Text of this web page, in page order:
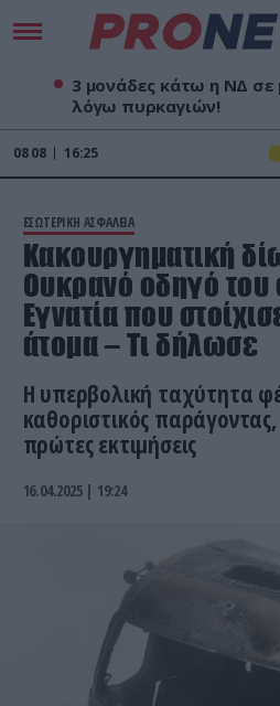
3 μονάδες κάτω η ΝΔ σε
λόγω πυρκαγιών!
08 08 16:25
ΕΣΩΤΕΡΙΚΗ ΑΣΦΑΛΕΙΑ
Κακουργηματική
Ουκρανό οδηγό
Εγνατία που
άτομα – Τι δήλωσε
Η υπερβολική ταχύτητα
καθοριστικός
πρώτες εκτιμήσεις
16.04.2025 | 19:24